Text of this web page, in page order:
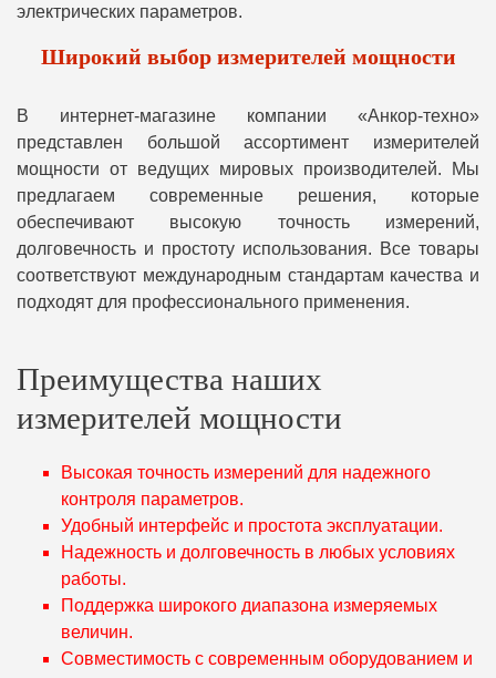
электрических параметров.
Широкий выбор измерителей мощности
В интернет-магазине компании «Анкор-техно»
представлен большой ассортимент измерителей
мощности от ведущих мировых производителей. Мы
предлагаем современные решения, которые
обеспечивают высокую точность измерений,
долговечность и простоту использования. Все товары
соответствуют международным стандартам качества и
подходят для профессионального применения.
Преимущества наших
измерителей мощности
Высокая точность измерений для надежного
контроля параметров.
Удобный интерфейс и простота эксплуатации.
Надежность и долговечность в любых условиях
работы.
Поддержка широкого диапазона измеряемых
величин.
Совместимость с современным оборудованием и